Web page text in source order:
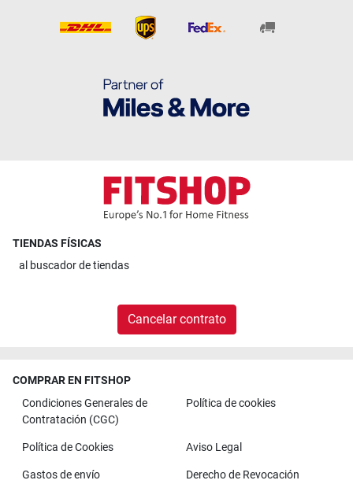
TIENDAS FÍSICAS
al buscador de tiendas
Cancelar contrato
COMPRAR EN FITSHOP
Condiciones Generales de
Contratación (CGC)
Política de cookies
Política de Cookies Aviso Legal
Gastos de envío Derecho de Revocación